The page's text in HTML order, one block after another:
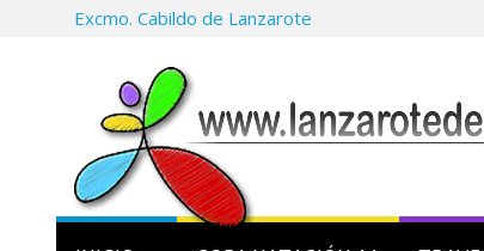
Excmo. Cabildo de Lanzarote